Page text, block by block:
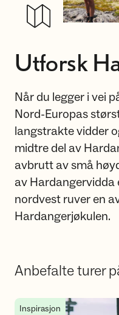
Utforsk
Når du legger i vei
Nord-Europas
langstrakte vidder
midtre del av
avbrutt av små
av Hardangervidda
nordvest ruver en
Hardangerjøkulen.
Anbefalte turer
Hytte til hytte-turer på
Inspirasjon